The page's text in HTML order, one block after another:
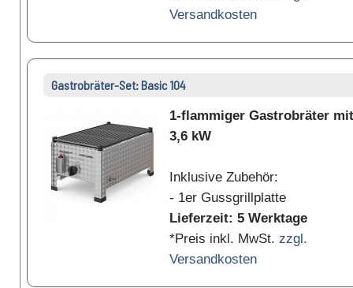
Versandkosten
Gastrobräter-Set: Basic 104
1-flammiger Gastrobräter mit
3,6 kW
Inklusive Zubehör:
- 1er Gussgrillplatte
Lieferzeit: 5 Werktage
*Preis inkl. MwSt. zzgl.
Versandkosten